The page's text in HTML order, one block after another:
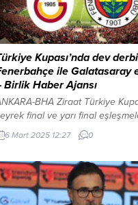
Kupası’nda dev
ile Galatasaray
Birlik Haber Ajansı
BHA Ziraat Türkiye
final ve yarı final
Futbol Federasyonu (TFF)
Riva’daki Hasan
kura çekimiyle belli oldu.
büyük bir derbiye sahne
Fenerbahçe, Galatasaray ile
6 Mart 2025 12:27 0